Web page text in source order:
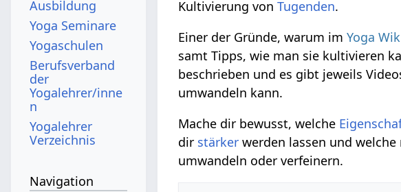
Kultivierung vonTugenden.
Einer der Gründe, warum imYoga
samt Tipps, wie man sie kultivieren
beschrieben und es gibt jeweils
umwandeln kann.
Mache dir bewusst, welche
dir stärker werden lassen und
umwandeln oder verfeinern.
Ausbildung
Yoga Seminare
Yogaschulen
Berufsverband
der
Yogalehrer/inne
n
Yogalehrer
Verzeichnis
Navigation